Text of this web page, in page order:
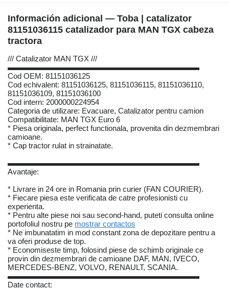
Información adicional — Toba | catalizator
81151036115 catalizador para MAN TGX cabeza
tractora
/// Catalizator MAN TGX ///
▬▬▬▬▬▬▬▬▬▬▬▬▬▬▬▬▬▬▬▬▬▬▬▬▬
Cod OEM: 81151036125
Cod echivalent: 81151036125, 81151036115, 81151036110,
81151036109, 81151036100
Cod intern: 2000000224954
Categoria de utilizare: Evacuare, Catalizator pentru camion
Compatibilitate: MAN TGX Euro 6
* Piesa originala, perfect functionala, provenita din dezmembrari
camioane.
* Cap tractor rulat in strainatate.
▬▬▬▬▬▬▬▬▬▬▬▬▬▬▬▬▬▬▬▬▬▬▬▬▬
Avantaje:
* Livrare in 24 ore in Romania prin curier (FAN COURIER).
* Fiecare piesa este verificata de catre profesionisti cu
experienta.
* Pentru alte piese noi sau second-hand, puteti consulta online
portofoliul nostru pe mostrar contactos
* Ne imbunatatim in mod constant zona de depozitare pentru a
va oferi produse de top.
* Economiseste timp, folosind piese de schimb originale ce
provin din dezmembrari de camioane DAF, MAN, IVECO,
MERCEDES-BENZ, VOLVO, RENAULT, SCANIA.
▬▬▬▬▬▬▬▬▬▬▬▬▬▬▬▬▬▬▬▬▬▬▬▬▬
Date contact: